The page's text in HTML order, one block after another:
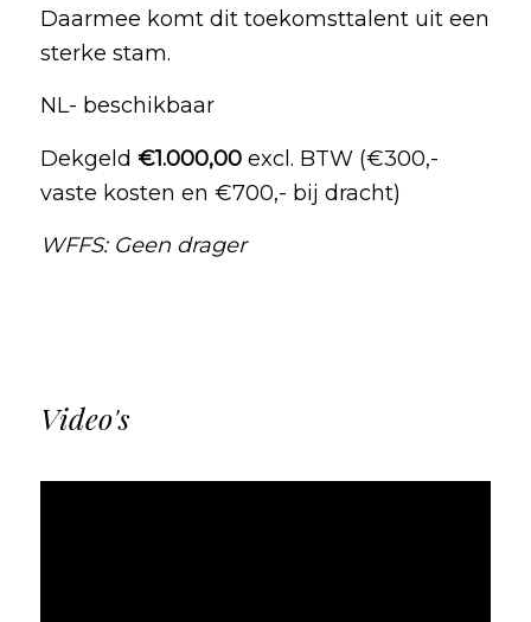
Daarmee komt dit toekomsttalent uit een
sterke stam.
NL- beschikbaar
Dekgeld €1.000,00excl. BTW (€300,-
vaste kosten en €700,- bij dracht)
WFFS: Geen drager
Video's